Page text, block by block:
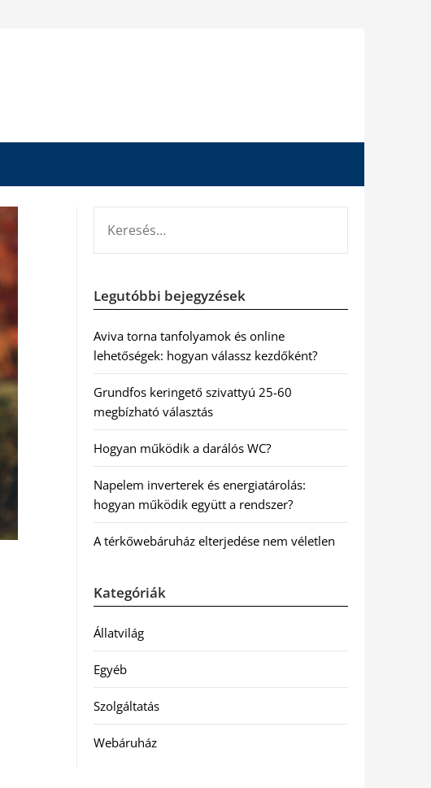
Legutóbbi bejegyzések
Aviva torna tanfolyamok és online
lehetőségek: hogyan válassz kezdőként?
Grundfos keringető szivattyú 25-60
megbízható választás
Hogyan működik a darálós WC?
Napelem inverterek és energiatárolás:
hogyan működik együtt a rendszer?
A térkőwebáruház elterjedése nem véletlen
Kategóriák
Állatvilág
Egyéb
Szolgáltatás
Webáruház